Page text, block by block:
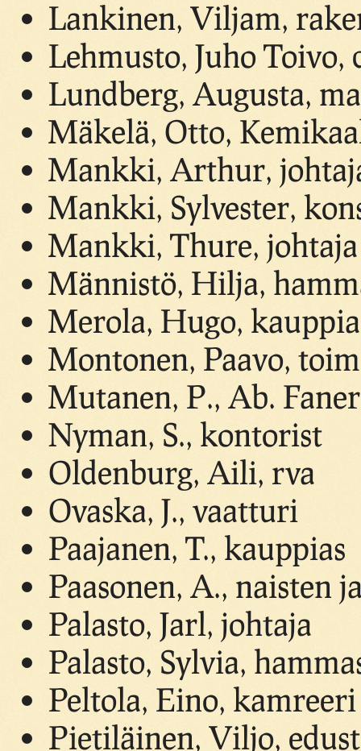
Lankinen, Viljam,
Lehmusto, Juho
Lundberg, Augusta,
Mäkelä, Otto,
Mankki, Arthur,
Mankki, Sylvester,
Mankki, Thure, johtaja
Männistö, Hilja,
Merola, Hugo,
Montonen, Paavo,
Mutanen, P., Ab.
Nyman, S., kontorist
Oldenburg, Aili, rva
Ovaska, J., vaatturi
Paajanen, T., kauppias
Paasonen, A., naisten
Palasto, Jarl, johtaja
Palasto, Sylvia,
Peltola, Eino, kamreeri
Pietiläinen, Viljo,